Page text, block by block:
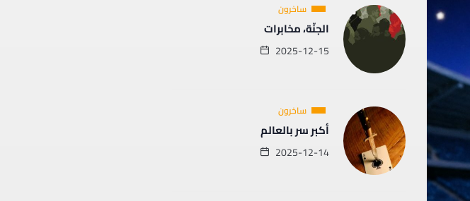
ساخرون
الجنّة، مخابرات
2025-12-15
ساخرون
أكبر سر بالعالم
2025-12-14